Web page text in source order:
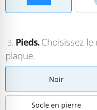
3. Pieds.Choisissez
plaque.
Noir
Socle en pierre